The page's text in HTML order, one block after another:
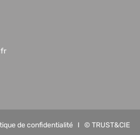
de confidentialité I © TRUST&CIE